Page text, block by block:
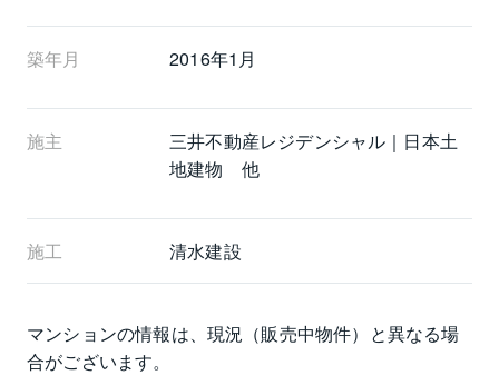
築年月 2016年1月
施主
三井不動産レジデンシャル｜日本土
地建物 他
施工 清水建設
マンションの情報は、現況（販売中物件）と異なる場
合がございます。